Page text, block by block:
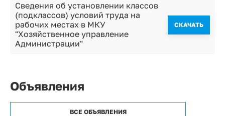
Сведения об установлении классов
(подклассов) условий труда на
рабочих местах в МКУ
"Хозяйственное управление
Администрации"
CКАЧАТЬ
Объявления
ВСЕ ОБЪЯВЛЕНИЯ